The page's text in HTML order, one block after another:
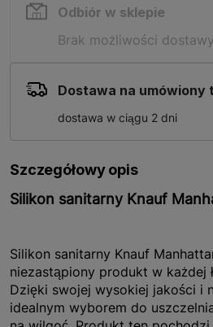
Odbiór w sklepie
Brak możliwości
Dostawa na umówiony
dostawa w ciągu 2 dni
Szczegółowy opis
Silikon sanitarny Knauf
Silikon sanitarny Knauf
niezastąpiony produkt w każdej
Dzięki swojej wysokiej jakości i
idealnym wyborem do